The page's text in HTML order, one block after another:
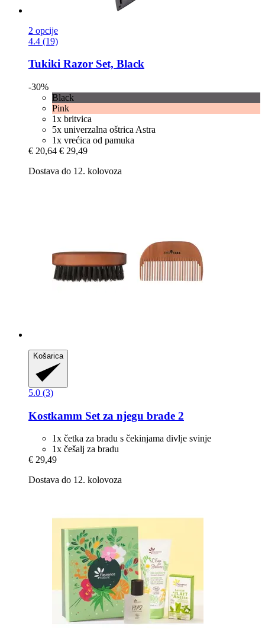
2 opcije
4.4 (19)
Tukiki Razor Set, Black
-30%
Black
Pink
1x britvica
5x univerzalna oštrica Astra
1x vrećica od pamuka
€ 20,64 € 29,49
Dostava do 12. kolovoza
Košarica
5.0 (3)
Kostkamm Set za njegu brade 2
1x četka za bradu s čekinjama divlje svinje
1x češalj za bradu
€ 29,49
Dostava do 12. kolovoza